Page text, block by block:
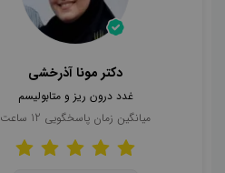
دکتر مونا آذرخشی
غدد درون ریز و متابولیسم
میانگین زمان پاسخگویی 12 ساعت